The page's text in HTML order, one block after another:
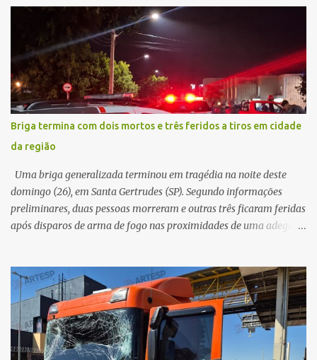
veículo, o trânsito estava lento e congestionado devido a obras
realizadas na rodovia, momento em que ocorreu o impacto. Com
a violência da colisão, o motociclista foi arremessado ao solo.
Testemunhas relataram que o capacete teria se desprendido
durante o acidente. O jovem sofreu ferimentos gravíssimos e
morreu ainda no local. Equipes de resgate e de atendimento da
concessionária responsável pela rodovia foram acionadas e
realizaram a sinalização da via, além de prestarem socorro à
vítima. No entanto, o óbito foi constatado ainda no local do
acidente. A Polícia Militar Rodoviária compareceu para o registro
da ocorrência...
Briga termina com dois mortos e três feridos a tiros em cidade
da região
Uma briga generalizada terminou em tragédia na noite deste
domingo (26), em Santa Gertrudes (SP). Segundo informações
preliminares, duas pessoas morreram e outras três ficaram feridas
após disparos de arma de fogo nas proximidades de uma adega. O
começado dentro do estabelecimento e se estendido para a área
externa, quando dois homens armados passaram a efetuar
diversos disparos. Duas vítimas morreram ainda no local. Outras
três pessoas foram baleadas e socorridas. Até o momento, não
foram divulgadas informações oficiais sobre o estado de saúde dos